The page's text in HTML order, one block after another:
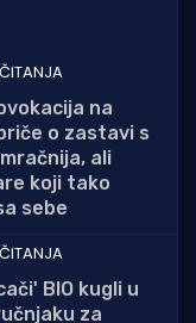
na
o zastavi s
ali
koji tako
sebe
BIO kugli u
za